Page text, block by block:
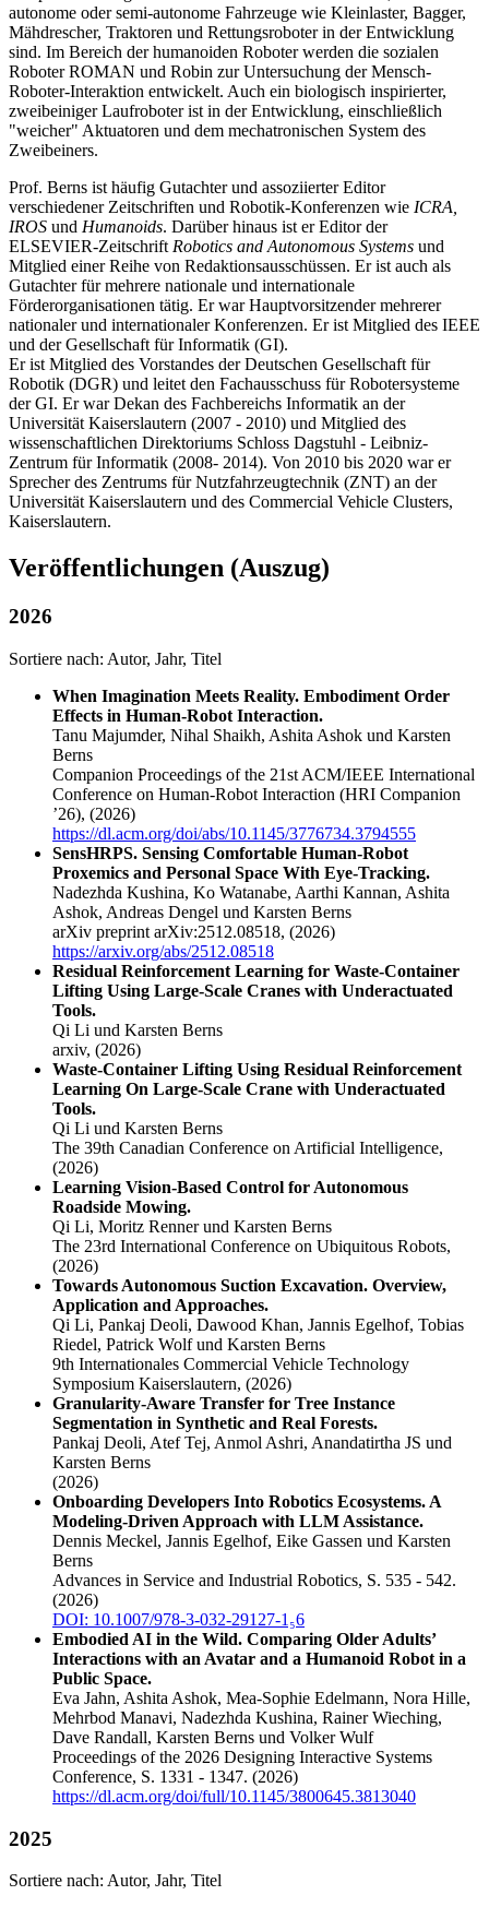
autonome oder semi-autonome Fahrzeuge wie Kleinlaster, Bagger,
Mähdrescher, Traktoren und Rettungsroboter in der Entwicklung
sind. Im Bereich der humanoiden Roboter werden die sozialen
Roboter ROMAN und Robin zur Untersuchung der Mensch-
Roboter-Interaktion entwickelt. Auch ein biologisch inspirierter,
zweibeiniger Laufroboter ist in der Entwicklung, einschließlich
"weicher" Aktuatoren und dem mechatronischen System des
Zweibeiners.
Prof. Berns ist häufig Gutachter und assoziierter Editor
verschiedener Zeitschriften und Robotik-Konferenzen wie ICRA,
IROS und Humanoids. Darüber hinaus ist er Editor der
ELSEVIER-Zeitschrift Robotics and Autonomous Systems und
Mitglied einer Reihe von Redaktionsausschüssen. Er ist auch als
Gutachter für mehrere nationale und internationale
Förderorganisationen tätig. Er war Hauptvorsitzender mehrerer
nationaler und internationaler Konferenzen. Er ist Mitglied des IEEE
und der Gesellschaft für Informatik (GI).
Er ist Mitglied des Vorstandes der Deutschen Gesellschaft für
Robotik (DGR) und leitet den Fachausschuss für Robotersysteme
der GI. Er war Dekan des Fachbereichs Informatik an der
Universität Kaiserslautern (2007 - 2010) und Mitglied des
wissenschaftlichen Direktoriums Schloss Dagstuhl - Leibniz-
Zentrum für Informatik (2008- 2014). Von 2010 bis 2020 war er
Sprecher des Zentrums für Nutzfahrzeugtechnik (ZNT) an der
Universität Kaiserslautern und des Commercial Vehicle Clusters,
Kaiserslautern.
Veröffentlichungen (Auszug)
2026
Sortiere nach: Autor, Jahr, Titel
When Imagination Meets Reality. Embodiment Order
Effects in Human-Robot Interaction.
Tanu Majumder, Nihal Shaikh, Ashita Ashok und Karsten
Berns
Companion Proceedings of the 21st ACM/IEEE International
Conference on Human-Robot Interaction (HRI Companion
’26), (2026)
https://dl.acm.org/doi/abs/10.1145/3776734.3794555
SensHRPS. Sensing Comfortable Human-Robot
Proxemics and Personal Space With Eye-Tracking.
Nadezhda Kushina, Ko Watanabe, Aarthi Kannan, Ashita
Ashok, Andreas Dengel und Karsten Berns
arXiv preprint arXiv:2512.08518, (2026)
https://arxiv.org/abs/2512.08518
Residual Reinforcement Learning for Waste-Container
Lifting Using Large-Scale Cranes with Underactuated
Tools.
Qi Li und Karsten Berns
arxiv, (2026)
Waste-Container Lifting Using Residual Reinforcement
Learning On Large-Scale Crane with Underactuated
Tools.
Qi Li und Karsten Berns
The 39th Canadian Conference on Artificial Intelligence,
(2026)
Learning Vision-Based Control for Autonomous
Roadside Mowing.
Qi Li, Moritz Renner und Karsten Berns
The 23rd International Conference on Ubiquitous Robots,
(2026)
Towards Autonomous Suction Excavation. Overview,
Application and Approaches.
Qi Li, Pankaj Deoli, Dawood Khan, Jannis Egelhof, Tobias
Riedel, Patrick Wolf und Karsten Berns
9th Internationales Commercial Vehicle Technology
Symposium Kaiserslautern, (2026)
Granularity-Aware Transfer for Tree Instance
Segmentation in Synthetic and Real Forests.
Pankaj Deoli, Atef Tej, Anmol Ashri, Anandatirtha JS und
Karsten Berns
(2026)
Onboarding Developers Into Robotics Ecosystems. A
Modeling-Driven Approach with LLM Assistance.
Dennis Meckel, Jannis Egelhof, Eike Gassen und Karsten
Berns
Advances in Service and Industrial Robotics, S. 535 - 542.
(2026)
DOI: 10.1007/978-3-032-29127-1₅6
Embodied AI in the Wild. Comparing Older Adults’
Interactions with an Avatar and a Humanoid Robot in a
Public Space.
Eva Jahn, Ashita Ashok, Mea-Sophie Edelmann, Nora Hille,
Mehrbod Manavi, Nadezhda Kushina, Rainer Wieching,
Dave Randall, Karsten Berns und Volker Wulf
Proceedings of the 2026 Designing Interactive Systems
Conference, S. 1331 - 1347. (2026)
https://dl.acm.org/doi/full/10.1145/3800645.3813040
2025
Sortiere nach: Autor, Jahr, Titel